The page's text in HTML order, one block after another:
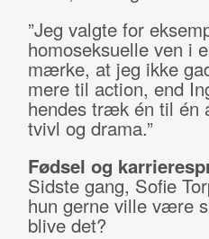
”Jeg valgte for
homoseksuelle ven i
mærke, at jeg ikke
mere til action, end
hendes træk én til én
tvivl og drama.”
Fødsel og
Sidste gang, Sofie
hun gerne ville være
blive det?